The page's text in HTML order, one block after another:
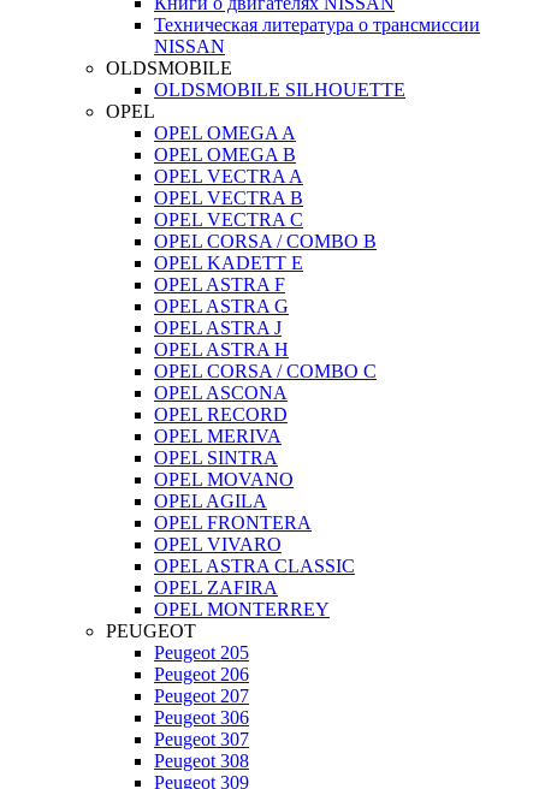
Техническая литература о трансмиссии
NISSAN
OLDSMOBILE
OLDSMOBILE SILHOUETTE
OPEL
OPEL OMEGA A
OPEL OMEGA B
OPEL VECTRA A
OPEL VECTRA B
OPEL VECTRA C
OPEL CORSA / COMBO B
OPEL KADETT E
OPEL ASTRA F
OPEL ASTRA G
OPEL ASTRA J
OPEL ASTRA H
OPEL CORSA / COMBO C
OPEL ASCONA
OPEL RECORD
OPEL MERIVA
OPEL SINTRA
OPEL MOVANO
OPEL AGILA
OPEL FRONTERA
OPEL VIVARO
OPEL ASTRA CLASSIC
OPEL ZAFIRA
OPEL MONTERREY
PEUGEOT
Peugeot 205
Peugeot 206
Peugeot 207
Peugeot 306
Peugeot 307
Peugeot 308
Peugeot 309